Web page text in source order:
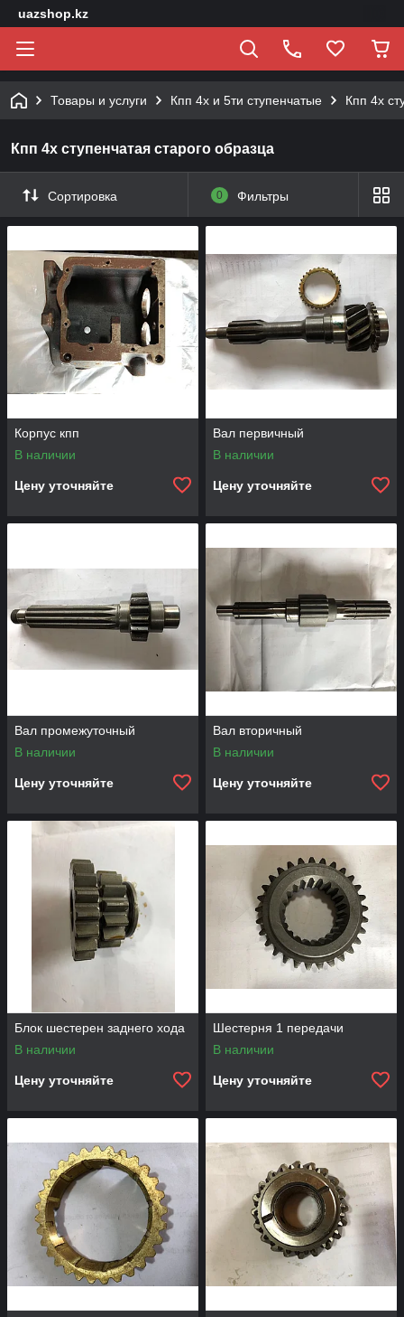
uazshop.kz
Товары и услуги Кпп 4х и 5ти ступенчатые Кпп 4х
Кпп 4х ступенчатая старого образца
Сортировка 0 Фильтры
Корпус кпп
В наличии
Цену уточняйте
Вал первичный
В наличии
Цену уточняйте
Вал промежуточный
В наличии
Цену уточняйте
Вал вторичный
В наличии
Цену уточняйте
Блок шестерен заднего хода
В наличии
Цену уточняйте
Шестерня 1 передачи
В наличии
Цену уточняйте